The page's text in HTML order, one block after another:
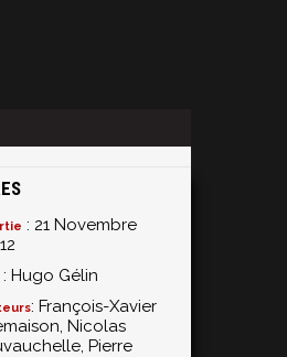
: 21 Novembre
: Hugo Gélin
: François-Xavier
Nicolas
Pierre